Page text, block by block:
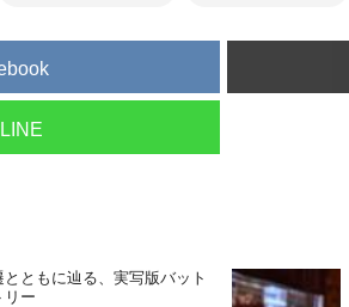
LINE
とともに辿る、実写版バット
リー